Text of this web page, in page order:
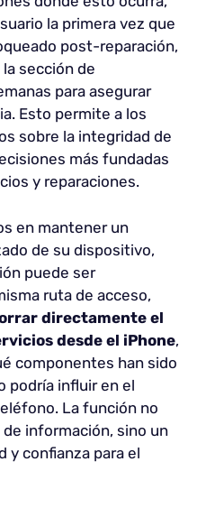
la primera vez que
post-reparación,
sección de
para asegurar
Esto permite a los
sobre la integridad de
más fundadas
y reparaciones.
en mantener un
de su dispositivo,
puede ser
ruta de acceso,
directamente el
desde el iPhone,
componentes han sido
podría influir en el
La función no
información, sino un
y confianza para el